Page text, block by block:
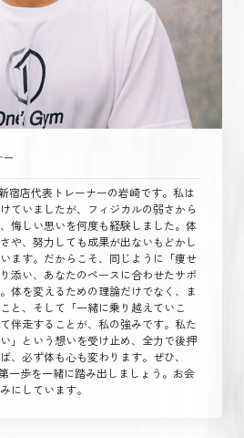
ー
宿店代表トレーナーの岩崎です。私は
ていましたが、フィジカルの弱さから
悔しい思いを何度も経験しました。体
や、努力しても成果が出ないもどかし
ます。だからこそ、同じように「痩せ
添い、あなたのペースに合わせたサポ
体を変えるための理論だけでなく、ま
と、そして「一緒に乗り越えていこ
伴走することが、私の強みです。私た
」という想いを受け止め、全力で後押
、必ず体も心も変わります。ぜひ、
一歩を一緒に踏み出しましょう。お会
にしています。